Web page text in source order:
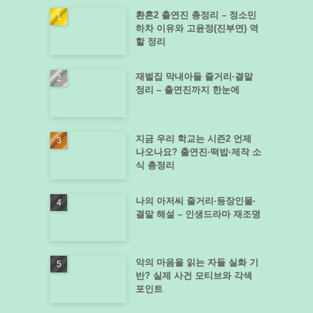
환혼2 출연진 총정리 – 정소민
하차 이유와 고윤정(진부연) 역
할 정리
재벌집 막내아들 줄거리·결말
정리 – 출연진까지 한눈에
지금 우리 학교는 시즌2 언제
나오나요? 출연진·떡밥·제작 소
식 총정리
나의 아저씨 줄거리·등장인물·
결말 해설 – 인생드라마 재조명
악의 마음을 읽는 자들 실화 기
반? 실제 사건 모티브와 각색
포인트